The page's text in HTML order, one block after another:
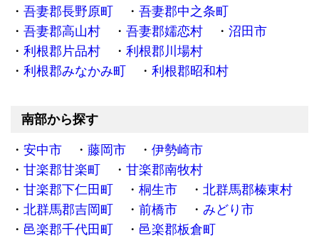
吾妻郡長野原町
吾妻郡中之条町
吾妻郡高山村
吾妻郡嬬恋村
沼田市
利根郡片品村
利根郡川場村
利根郡みなかみ町
利根郡昭和村
南部から探す
安中市 藤岡市
伊勢崎市
甘楽郡甘楽町
甘楽郡南牧村
甘楽郡下仁田町
桐生市
北群馬郡榛東村
北群馬郡吉岡町
前橋市
みどり市
邑楽郡千代田町
邑楽郡板倉町